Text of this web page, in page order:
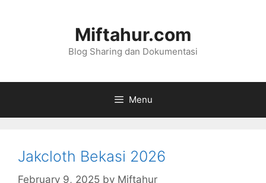
Miftahur.com
Blog Sharing dan Dokumentasi
Menu
Jakcloth Bekasi 2026
February 9, 2025 by Miftahur